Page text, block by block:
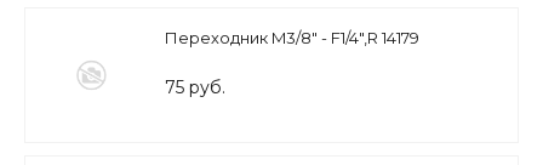
Переходник M3/8" - F1/4",R 14179
75 руб.